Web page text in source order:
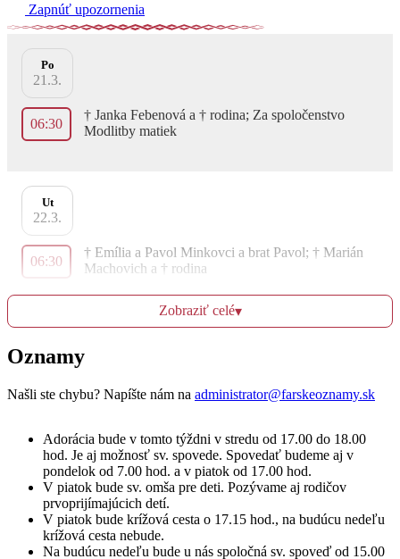
Zapnúť upozornenia
Po
21.3.
06:30
† Janka Febenová a † rodina; Za spoločenstvo
Modlitby matiek
Ut
22.3.
06:30
† Emília a Pavol Minkovci a brat Pavol; † Marián
Machovich a † rodina
23.3.
06:30
† Marek a † rodina Mokošová a Verónyová; †
rodičia, starí rodičia a krstní rodičia
Št
24.3.
18:00
† Anna Frčková (1. výročie); † Peter Polcík, rodičia,
brat Pavol, dcéry Elenka, Marta a živá rodina
Zobraziť celé▾
Oznamy
Našli ste chybu? Napíšte nám na administrator@farskeoznamy.sk
Adorácia bude v tomto týždni v stredu od 17.00 do 18.00
hod. Je aj možnosť sv. spovede. Spovedať budeme aj v
pondelok od 7.00 hod. a v piatok od 17.00 hod.
V piatok bude sv. omša pre deti. Pozývame aj rodičov
prvoprijímajúcich detí.
V piatok bude krížová cesta o 17.15 hod., na budúcu nedeľu
krížová cesta nebude.
Na budúcu nedeľu bude u nás spoločná sv. spoveď od 15.00